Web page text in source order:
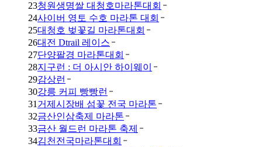
23청원생명쌀 대청호마라톤대회
24사이버 영토 수호 마라톤 대회
25대청호 벚꽃길 마라톤대회
26대전 Dtrail 레이스
27단양팔경 마라톤대회
28지구런 : 더 아시안 하이웨이
29감상런
30강릉 커피 빵빵런
31 거제시장배 섬꽃 전국 마라톤
32금산인삼축제 마라톤
33금산 월드런 마라톤 축제
34김천전국마라톤대회